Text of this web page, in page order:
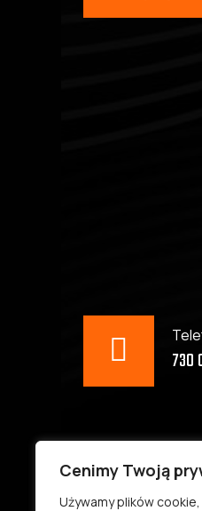
Cenimy Twoją
Używamy plików
730